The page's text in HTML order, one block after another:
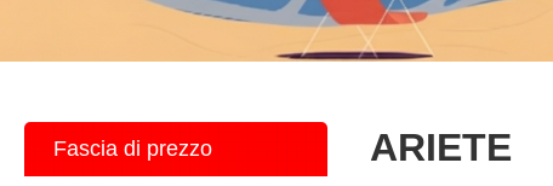
ARIETE
Fascia di prezzo